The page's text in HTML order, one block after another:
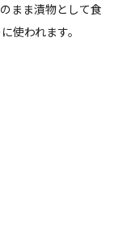
まま漬物として食
使われます。